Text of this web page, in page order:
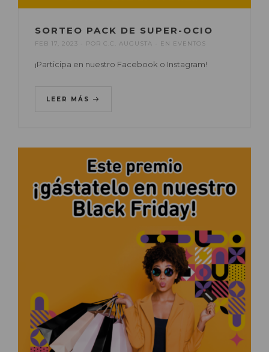
SORTEO PACK DE SUPER-OCIO
FEB 17, 2023 POR C.C. AUGUSTA EN EVENTOS
¡Participa en nuestro Facebook o Instagram!
LEER MÁS